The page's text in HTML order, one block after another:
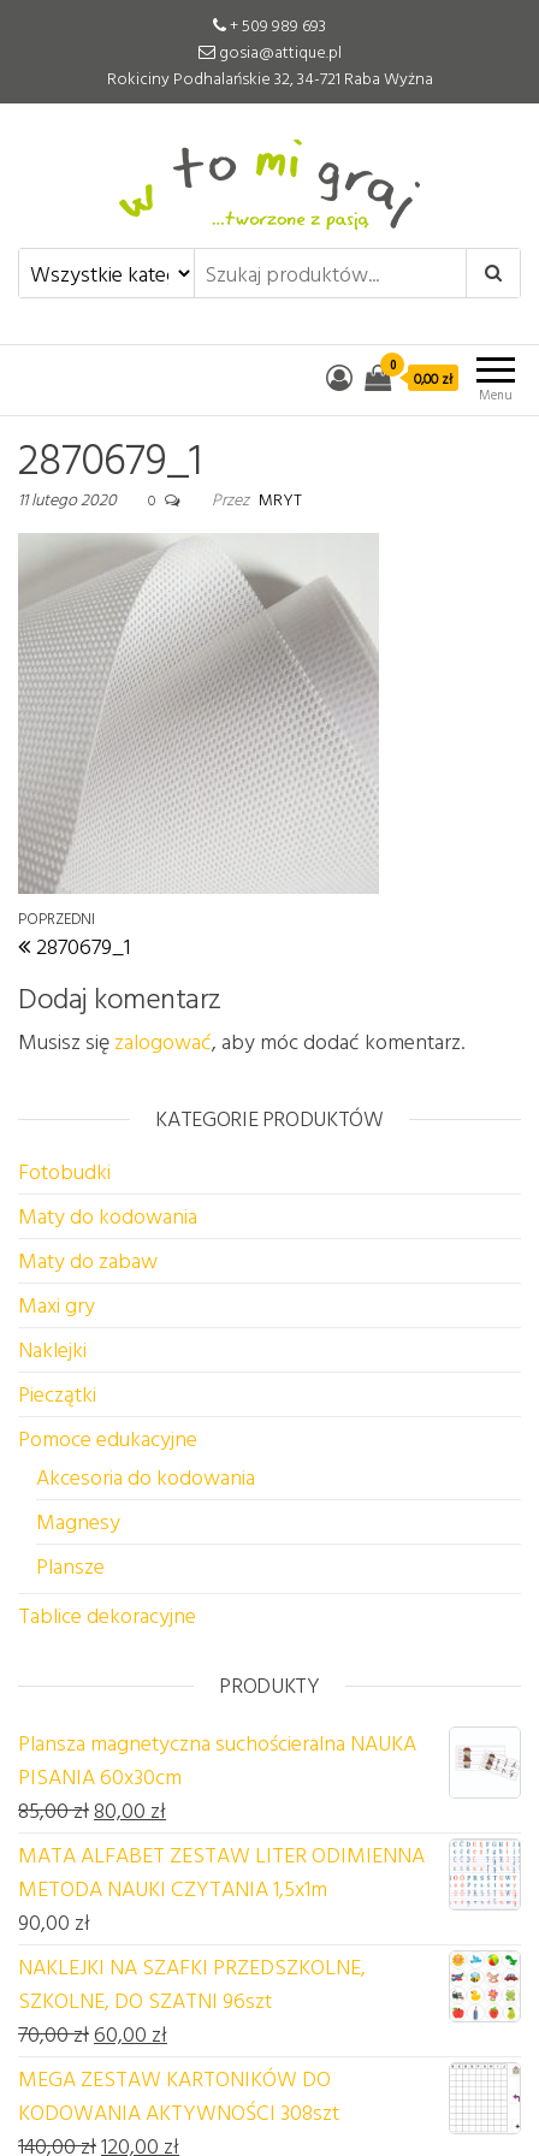
+ 509 989 693
gosia@attique.pl
Rokiciny Podhalańskie 32, 34-721 Raba Wyżna
W to mi graj
Pomoce edukacyjne tworzone z
pasją
Menu
0
0,00 zł
2870679_1
11 lutego 2020 0 Przez MRYT
Nawigacja wpisu
Poprzedni wpis
POPRZEDNI
2870679_1
Dodaj komentarz
Musisz sięzalogować, aby móc dodać komentarz.
KATEGORIE PRODUKTÓW
Fotobudki
Maty do kodowania
Maty do zabaw
Maxi gry
Naklejki
Pieczątki
Pomoce edukacyjne
Akcesoria do kodowania
Magnesy
Plansze
Tablice dekoracyjne
PRODUKTY
Plansza magnetyczna suchościeralna NAUKA
PISANIA 60x30cm
85,00złPierwotna cena wynosiła: 85,00 zł.
80,00 złAktualna cena wynosi: 80,00 zł.
MATA ALFABET ZESTAW LITER ODIMIENNA
METODA NAUKI CZYTANIA 1,5x1m
90,00 zł
NAKLEJKI NA SZAFKI PRZEDSZKOLNE,
SZKOLNE, DO SZATNI 96szt
70,00złPierwotna cena wynosiła: 70,00 zł.
60,00 złAktualna cena wynosi: 60,00 zł.
MEGA ZESTAW KARTONIKÓW DO
KODOWANIA AKTYWNOŚCI 308szt
140,00złPierwotna cena wynosiła: 140,00 zł.
120,00 złAktualna cena wynosi: 120,00 zł.